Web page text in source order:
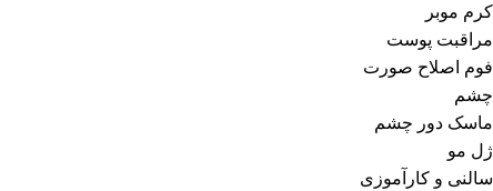
کرم موبر
مراقبت پوست
فوم اصلاح صورت
چشم
ماسک دور چشم
ژل مو
سالنی و کارآموزی